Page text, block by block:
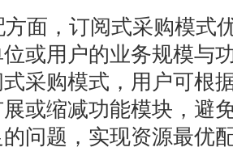
面，订阅式采购模式
或用户的业务规模与
采购模式，用户可根
或缩减功能模块，避
问题，实现资源最优